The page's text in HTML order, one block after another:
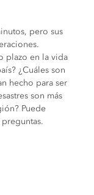
pero sus
plazo en la vida
¿Cuáles son
hecho para ser
son más
Puede